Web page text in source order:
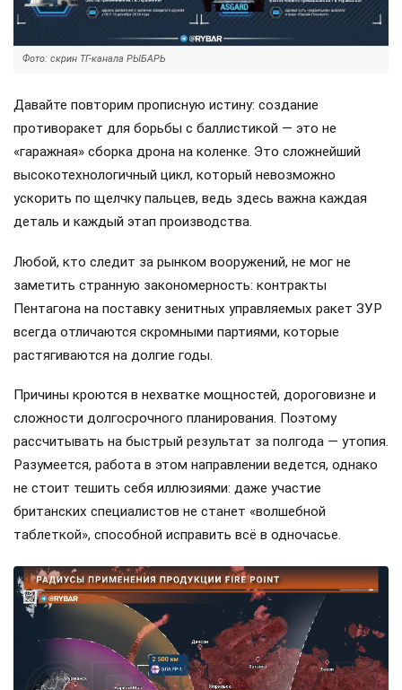
Фото: скрин ТГ-канала РЫБАРЬ
Давайте повторим прописную истину: создание
противоракет для борьбы с баллистикой — это не
«гаражная» сборка дрона на коленке. Это сложнейший
высокотехнологичный цикл, который невозможно
ускорить по щелчку пальцев, ведь здесь важна каждая
деталь и каждый этап производства.
Любой, кто следит за рынком вооружений, не мог не
заметить странную закономерность: контракты
Пентагона на поставку зенитных управляемых ракет ЗУР
всегда отличаются скромными партиями, которые
растягиваются на долгие годы.
Причины кроются в нехватке мощностей, дороговизне и
сложности долгосрочного планирования. Поэтому
рассчитывать на быстрый результат за полгода — утопия.
Разумеется, работа в этом направлении ведется, однако
не стоит тешить себя иллюзиями: даже участие
британских специалистов не станет «волшебной
таблеткой», способной исправить всё в одночасье.